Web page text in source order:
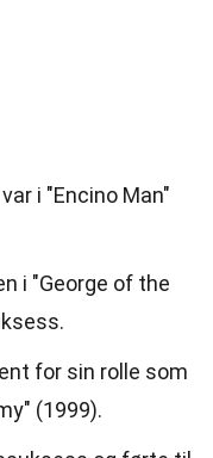
i "Encino Man"
i "George of the
for sin rolle som
(1999).